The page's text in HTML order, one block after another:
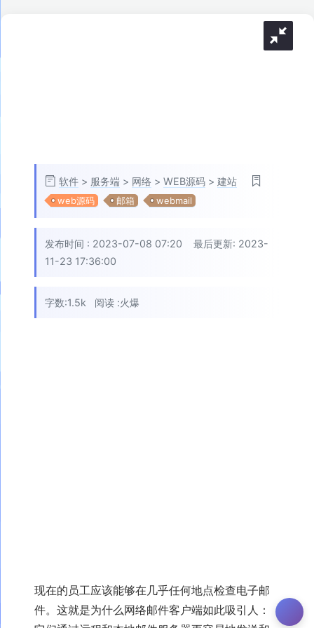
软件 > 服务端 > 网络 > WEB源码 > 建站
web源码 邮箱 webmail
发布时间 : 2023-07-08 07:20 最后更新: 2023-
11-23 17:36:00
字数:1.5k 阅读 :火爆
现在的员工应该能够在几乎任何地点检查电子邮
件。这就是为什么网络邮件客户端如此吸引人：